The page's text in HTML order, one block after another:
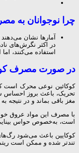
چرا نوجوانان به
در اکثر نگرش‌های
استفاده می‌کنند،
در صورت مصرف
کوکائین نوعی محرک است
تحریک، باعث بروز احساس
مغز باقی بماند و در
با مصرف این مواد عروق
است، به‌خصوص حواس
کوکایین باعث می‌شود
تندتر شده و ممکن است